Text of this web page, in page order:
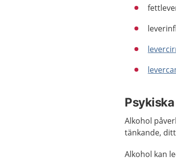
Alkohol
tänkande,
Alkohol kan